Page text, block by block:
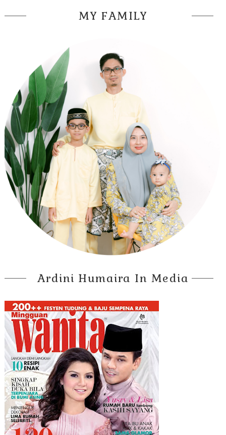
MY FAMILY
Ardini Humaira In Media